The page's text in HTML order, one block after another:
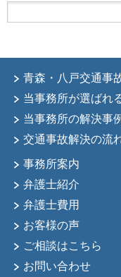
青森・八戸交通事
当事務所が選ばれ
当事務所の解決事
交通事故解決の流
事務所案内
弁護士紹介
弁護士費用
お客様の声
ご相談はこちら
お問い合わせ